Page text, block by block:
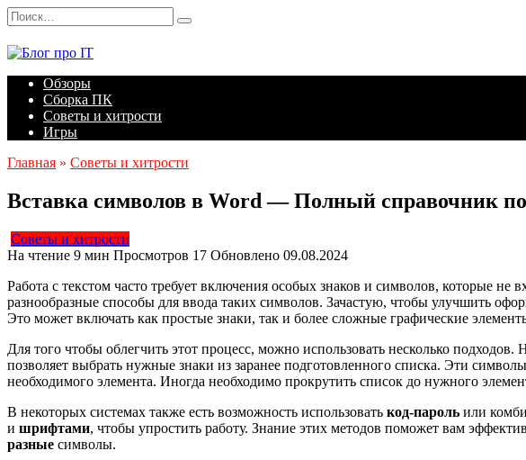
Перейти
к
содержанию
Search
for:
Обзоры
Сборка ПК
Советы и хитрости
Игры
Главная » Советы и хитрости
Вставка символов в Word — Полный справочник
Советы и хитрости
На чтение 9 мин Просмотров 17 Обновлено 09.08.2024
Работа с текстом часто требует включения особых знаков и символов, которые
разнообразные способы для ввода таких символов. Зачастую, чтобы улучшить
Это может включать как простые знаки, так и более сложные графические
Для того чтобы облегчить этот процесс, можно использовать несколько
позволяет выбрать нужные знаки из заранее подготовленного списка. Эти
необходимого элемента. Иногда необходимо прокрутить список до нужного
В некоторых системах также есть возможность использовать код-пароль или
и шрифтами, чтобы упростить работу. Знание этих методов поможет вам
разные символы.